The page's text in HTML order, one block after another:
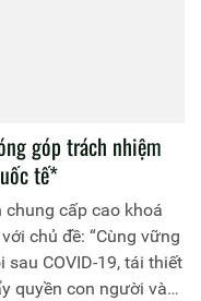
góp trách nhiệm
tế*
chung cấp cao khoá
chủ đề: “Cùng vững
COVID-19, tái thiết
quyền con người và